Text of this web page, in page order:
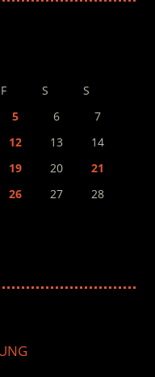
F S
S
5 6
7
12 13
14
19 20
21
26 27
28